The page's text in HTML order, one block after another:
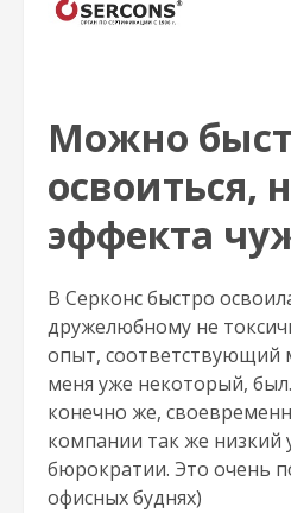
Можно
освоиться,
эффекта
В Серконс быстро
дружелюбному не
опыт, соответствующий
меня уже некоторый,
конечно же,
компании так же низкий
бюрократии. Это очень
офисных буднях)